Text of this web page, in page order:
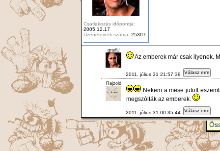
Csatlakozás időpontja:
2005.12.17
Üzeneteinek száma: 25307
gradU
Az emberek már csak ilyenek.
2011. július 31 21:57:39 Válasz erre
Rajzoló
Nekem a mese jutott
megszólták az emberek.
2011. július 31 00:35:44 Válasz erre